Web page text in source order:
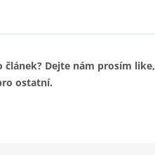
článek? Dejte nám prosím like,
ostatní.